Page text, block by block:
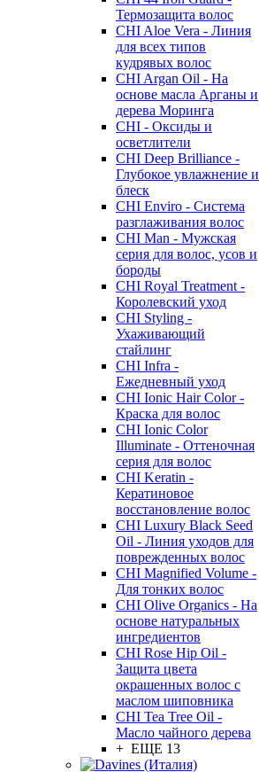
Термозащита волос
CHI Aloe Vera - Линия
для всех типов
кудрявых волос
CHI Argan Oil - На
основе масла Арганы и
дерева Моринга
CHI - Оксиды и
осветлители
CHI Deep Brilliance -
Глубокое увлажнение и
блеск
CHI Enviro - Система
разглаживания волос
CHI Man - Мужская
серия для волос, усов и
бороды
CHI Royal Treatment -
Королевский уход
CHI Styling -
Ухаживающий
стайлинг
CHI Infra -
Ежедневный уход
CHI Ionic Hair Color -
Краска для волос
CHI Ionic Color
Illuminate - Оттеночная
серия для волос
CHI Keratin -
Кератиновое
восстановление волос
CHI Luxury Black Seed
Oil - Линия уходов для
поврежденных волос
CHI Magnified Volume -
Для тонких волос
CHI Olive Organics - На
основе натуральных
ингредиентов
CHI Rose Hip Oil -
Защита цвета
окрашенных волос с
маслом шиповника
CHI Tea Tree Oil -
Масло чайного дерева
+ ЕЩЕ 13